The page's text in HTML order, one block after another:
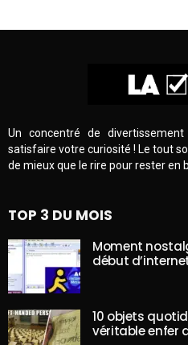
Un concentré de
satisfaire votre curiosité ! Le tout
de mieux que le rire pour rester en
TOP 3 DU MOIS
Moment
début
10 objets
véritable enfer